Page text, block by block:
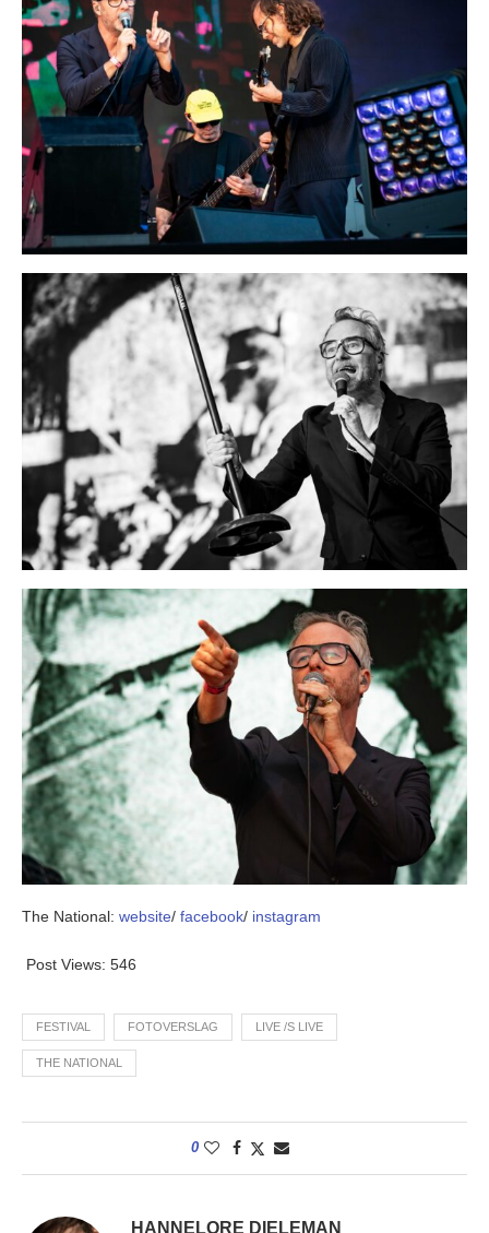
The National: website/ facebook/ instagram
Post Views: 546
FESTIVAL FOTOVERSLAG LIVE /S LIVE
THE NATIONAL
0
HANNELORE DIELEMAN